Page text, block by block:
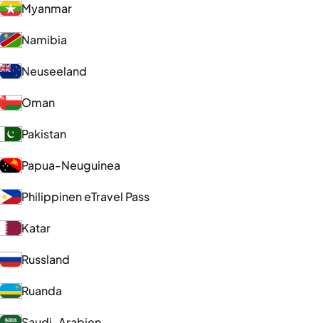
Myanmar
Namibia
Neuseeland
Oman
Pakistan
Papua-Neuguinea
Philippinen eTravel Pass
Katar
Russland
Ruanda